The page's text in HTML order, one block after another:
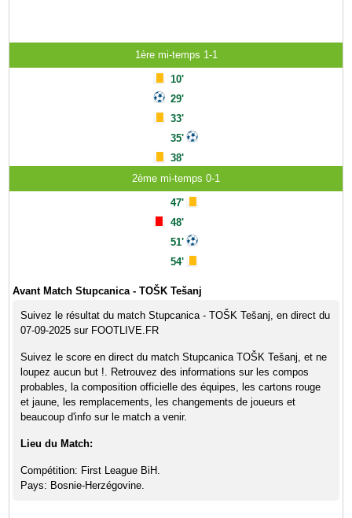
1ère mi-temps 1-1
10'
29'
33'
35'
38'
2ème mi-temps 0-1
47'
48'
51'
54'
Avant Match Stupcanica - TOŠK Tešanj
Suivez le résultat du match Stupcanica - TOŠK Tešanj, en direct du
07-09-2025 sur FOOTLIVE.FR
Suivez le score en direct du match Stupcanica TOŠK Tešanj, et ne
loupez aucun but !. Retrouvez des informations sur les compos
probables, la composition officielle des équipes, les cartons rouge
et jaune, les remplacements, les changements de joueurs et
beaucoup d'info sur le match a venir.
Lieu du Match:
Compétition: First League BiH.
Pays: Bosnie-Herzégovine.